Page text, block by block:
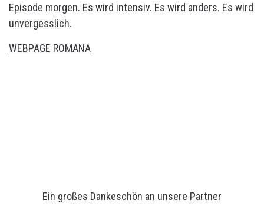
Episode morgen. Es wird intensiv. Es wird anders. Es wird
unvergesslich.
WEBPAGE ROMANA
Ein großes Dankeschön an unsere Partner